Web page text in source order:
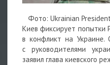
Фото: Ukrainian
Киев фиксирует попытки
в конфликт на Украине.
с руководителями
заявил глава киевского